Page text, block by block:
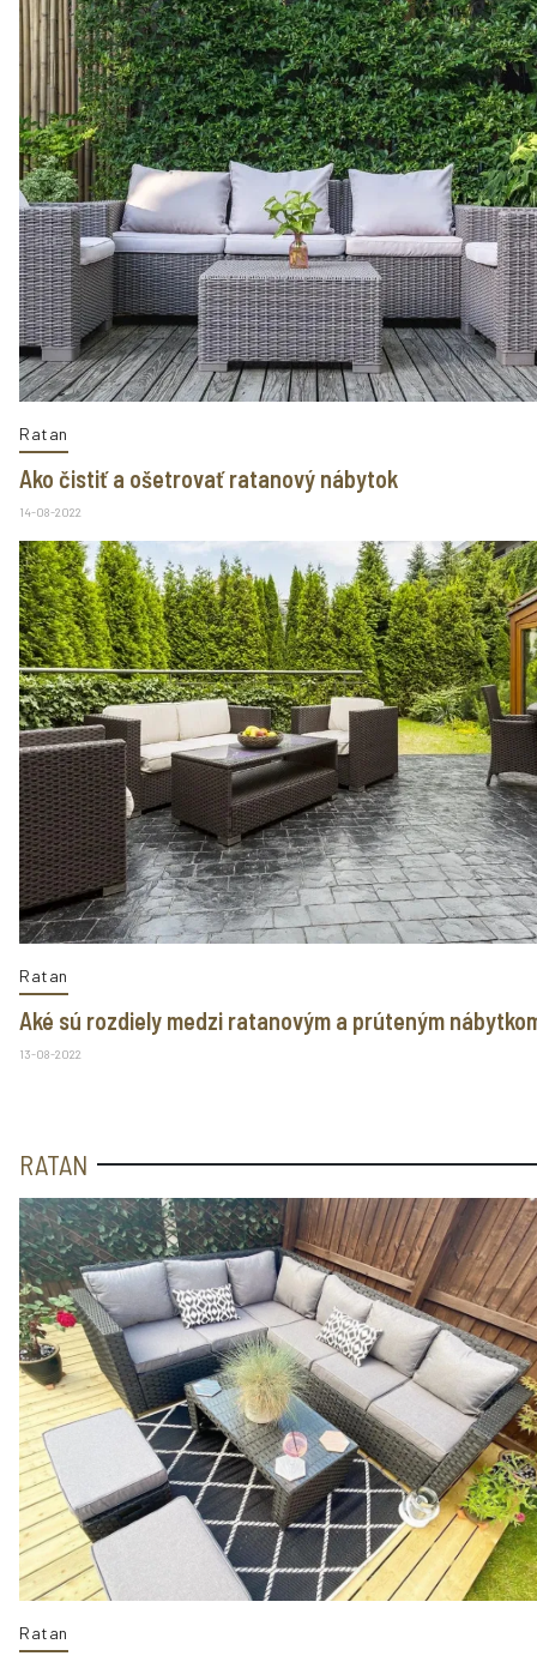
Ratan
Ako čistiť a ošetrovať ratanový nábytok
14-08-2022
Ratan
Aké sú rozdiely medzi ratanovým a prúteným
13-08-2022
RATAN
Ratan